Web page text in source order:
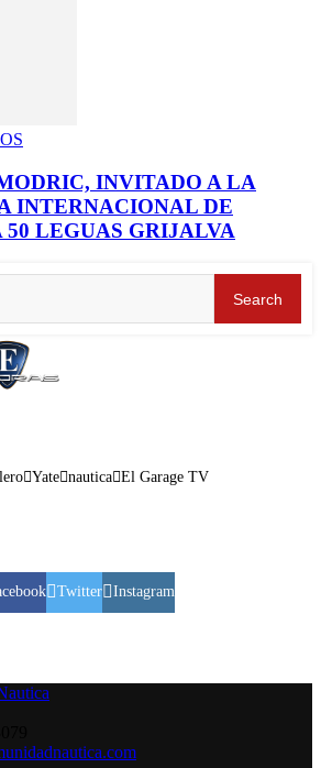
INVITADO A LA
INTERNACIONAL DE
LEGUAS GRIJALVA
Search
Yate nautica El Garage TV
Twitter Instagram